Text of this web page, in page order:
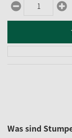
Was sind